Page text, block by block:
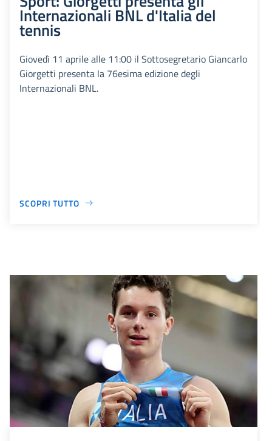
Internazionali BNL d'Italia del
tennis
Giovedì 11 aprile alle 11:00 il Sottosegretario Giancarlo
Giorgetti presenta la 76esima edizione degli
Internazionali BNL.
SCOPRI TUTTO